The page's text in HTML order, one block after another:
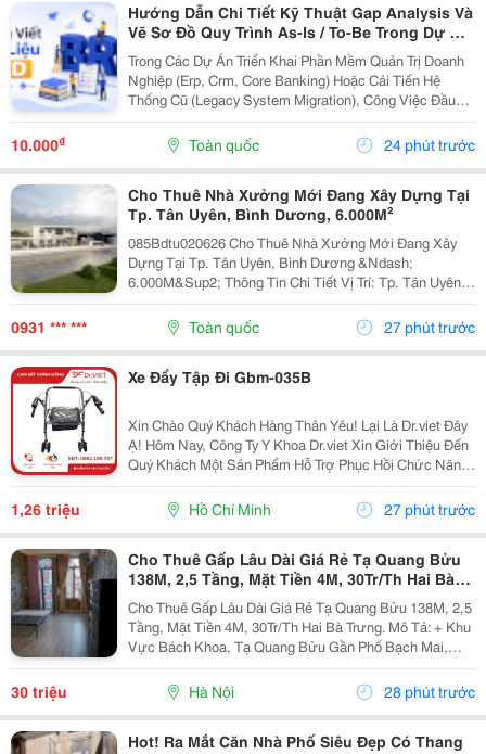
Hướng Dẫn Chi Tiết Kỹ Thuật Gap Analysis Và
Vẽ Sơ Đồ Quy Trình As-Is / To-Be Trong Dự Án
Chuyển Đổi Số
Trong Các Dự Án Triển Khai Phần Mềm Quản Trị Doanh
Nghiệp (Erp, Crm, Core Banking) Hoặc Cải Tiến Hệ
Thống Cũ (Legacy System Migration), Công Việc Đầu
Tiên Và Quan Trọng Nhất Của It Ba Không Phải Là Nhảy
Vào Thiết Kế Ngay Tính Năng Mới. Thay Vào Đó,...
10.000₫ Toàn quốc 24 phút trước
Cho Thuê Nhà Xưởng Mới Đang Xây Dựng Tại
Tp. Tân Uyên, Bình Dương, 6.000M²
085Bdtu020626 Cho Thuê Nhà Xưởng Mới Đang Xây
Dựng Tại Tp. Tân Uyên, Bình Dương &Ndash;
6.000M&Sup2; Thông Tin Chi Tiết Vị Trí: Tp. Tân Uyên,
Bình Dương. Tổng Diện Tích Khuôn Viên Đất:
9.800M&Sup2; Diện Tích Sử Dụng Tổng Diện Tích Nhà
Xưởng:...
0931 *** *** Toàn quốc 27 phút trước
Xe Đẩy Tập Đi Gbm-035B
Xin Chào Quý Khách Hàng Thân Yêu! Lại Là Dr.viet Đây
Ạ! Hôm Nay, Công Ty Y Khoa Dr.viet Xin Giới Thiệu Đến
Quý Khách Một Sản Phẩm Hỗ Trợ Phục Hồi Chức Năng
Vô Cùng Tiện Lợi, Giúp Người Cao Tuổi, Người Bệnh
Và Người Gặp Khó Khăn Trong Vận Động Có...
1,26 triệu Hồ Chí Minh 27 phút trước
Cho Thuê Gấp Lâu Dài Giá Rẻ Tạ Quang Bửu
138M, 2,5 Tầng, Mặt Tiền 4M, 30Tr/Th Hai Bà
Trưng.
Cho Thuê Gấp Lâu Dài Giá Rẻ Tạ Quang Bửu 138M, 2,5
Tầng, Mặt Tiền 4M, 30Tr/Th Hai Bà Trưng. Mô Tả: + Khu
Vực Bách Khoa, Tạ Quang Bửu Gần Phố Bạch Mai,
Hơn 30 Nghìn Sinh Viên Các Trường Đại Học Tốp Đầu
Cả Nước Bách &Ndash; Kinh - Xây-Mở Kinh Doanh...
30 triệu Hà Nội 28 phút trước
Hot! Ra Mắt Căn Nhà Phố Siêu Đẹp Có Thang